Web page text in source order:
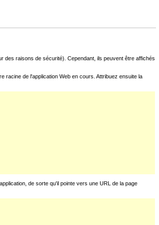
des raisons de sécurité). Cependant, ils peuvent être affichés
racine de l'application Web en cours. Attribuez ensuite la
de sorte qu'il pointe vers une URL de la page